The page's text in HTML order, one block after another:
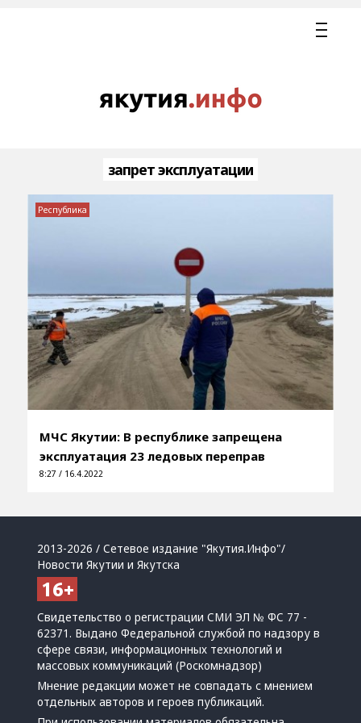
запрет эксплуатации
МЧС Якутии: В республике запрещена
эксплуатация 23 ледовых переправ
8:27 / 16.4.2022
Республика
2013-2026 / Сетевое издание "Якутия.Инфо"/
Новости Якутии и Якутска
Свидетельство о регистрации СМИ ЭЛ № ФС 77 -
62371. Выдано Федеральной службой по надзору в
сфере связи, информационных технологий и
массовых коммуникаций (Роскомнадзор)
Мнение редакции может не совпадать с мнением
отдельных авторов и героев публикаций.